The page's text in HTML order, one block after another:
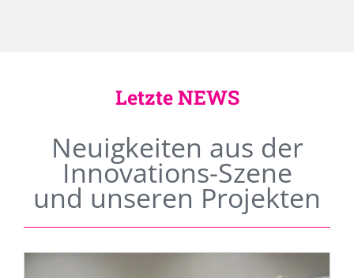
Letzte NEWS
Neuigkeiten aus der
Innovations-Szene
und unseren Projekten